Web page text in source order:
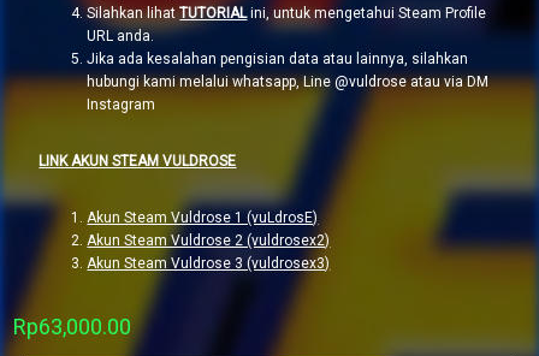
Silahkan lihatTUTORIALini, untuk mengetahui Steam Profile
URL anda.
Jika ada kesalahan pengisian data atau lainnya, silahkan
hubungi kami melalui whatsapp, Line @vuldrose atau via DM
Instagram
LINK AKUN STEAM VULDROSE
Akun Steam Vuldrose 1 (vuLdrosE)
Akun Steam Vuldrose 2 (vuldrosex2)
Akun Steam Vuldrose 3 (vuldrosex3)
Rp63,000.00